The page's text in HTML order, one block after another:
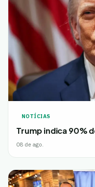
NOTÍCIAS
Trump indica 90%
08 de ago.